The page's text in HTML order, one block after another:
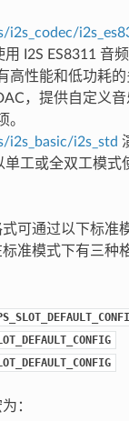
i2s_codec/
用 I2S ES8311 音
高性能和低功耗
，提供自定义
。
i2s_basic/i2s_std
单工或全双工模式
可通过以下标准
准模式下有三种
：